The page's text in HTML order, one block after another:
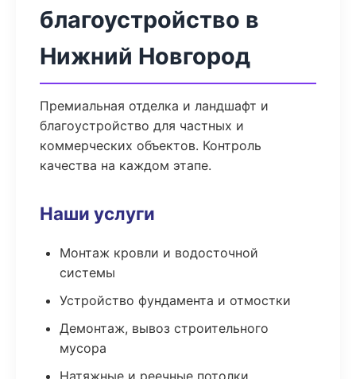
благоустройство в
Нижний Новгород
Премиальная отделка и ландшафт и
благоустройство для частных и
коммерческих объектов. Контроль
качества на каждом этапе.
Наши услуги
Монтаж кровли и водосточной
системы
Устройство фундамента и отмостки
Демонтаж, вывоз строительного
мусора
Натяжные и реечные потолки